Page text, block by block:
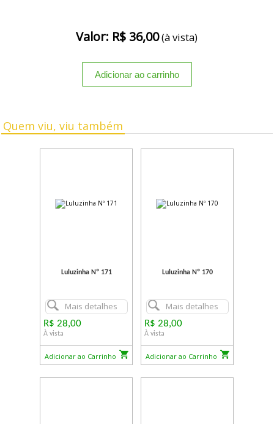
Valor: R$ 36,00(à vista)
Quem viu, viu também
Luluzinha Nº 171
Mais detalhes
R$ 28,00
À vista
Adicionar ao Carrinho
Luluzinha Nº 170
Mais detalhes
R$ 28,00
À vista
Adicionar ao Carrinho